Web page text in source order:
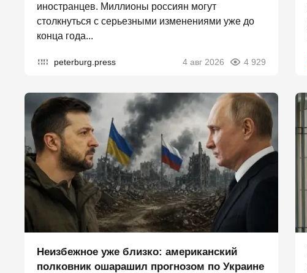
иностранцев. Миллионы россиян могут
столкнуться с серьезными изменениями уже до
конца года...
peterburg.press 4 авг 2026 4 929
Неизбежное уже близко: американский
полковник ошарашил прогнозом по Украине